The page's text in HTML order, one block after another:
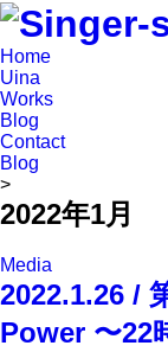
Home
Uina
Works
Blog
Contact
Blog
>
2022年1月
Media
2022.1.26 /
Power 〜22